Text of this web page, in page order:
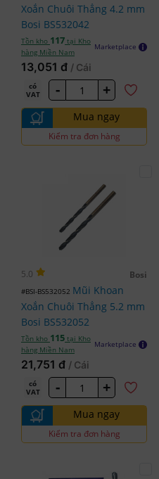
Xoắn Chuôi Thẳng 4.2 mm
Bosi BS532042
Tồn kho 117 tại Kho
hàng Miền Nam
Marketplace
13,051 đ / Cái
có
VAT
- +
Mua ngay
Kiểm tra đơn hàng
5.0 Bosi
#BSI-BS532052 Mũi Khoan
Xoắn Chuôi Thẳng 5.2 mm
Bosi BS532052
Tồn kho 115 tại Kho
hàng Miền Nam
Marketplace
21,751 đ / Cái
có
VAT
- +
Mua ngay
Kiểm tra đơn hàng